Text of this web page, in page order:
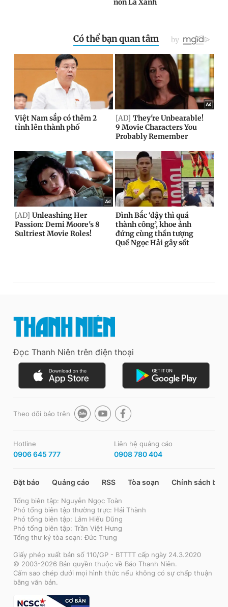
Đọc Thanh Niên trên điện thoại
Theo dõi báo trên
Hotline
0906 645 777
Liên hệ quảng cáo
0908 780 404
Đặt báo Quảng cáo RSS Tòa soạn Chính sách bảo
Tổng biên tập: Nguyễn Ngọc Toàn
Phó tổng biên tập thường trực: Hải Thành
Phó tổng biên tập: Lâm Hiếu Dũng
Phó tổng biên tập: Trần Việt Hưng
Tổng thư ký tòa soạn: Đức Trung
Giấy phép xuất bản số 110/GP - BTTTT cấp ngày 24.3.2020
© 2003-2026 Bản quyền thuộc về Báo Thanh Niên.
Cấm sao chép dưới mọi hình thức nếu không có sự chấp thuận
bằng văn bản.